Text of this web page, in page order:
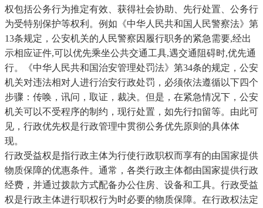
权包括公务行为推定有效、获得社会协助、先行处置、公务行
为受特别保护等权利。例如《中华人民共和国人民警察法》第
13条规定，公安机关的人民警察因履行职务的紧急需要,经出
示相应证件,可以优先乘坐公共交通工具,遇交通阻碍时,优先通
行。《中华人民共和国治安管理处罚法》第34条的规定，公安
机关对违法相对人进行治安行政处罚，必须依法遵循以下四个
步骤：传唤，讯问，取证，裁决。但是，在紧急情况下，公安
机关可以不受程序的制约，现行处置，如先行扣留等。由此可
见，行政优先权是行政管理中贯彻公务优先原则的具体体
现。
行政受益权是指行政主体为行使行政职权而享有的由国家提供
物质保障的优惠条件。通常，各类行政主体都由国家提供行政
经费，并通过拨款方式配备办公住房、设备和工具。行政受益
权是行政主体进行职权行为时必要的物质保障。在行政权法定